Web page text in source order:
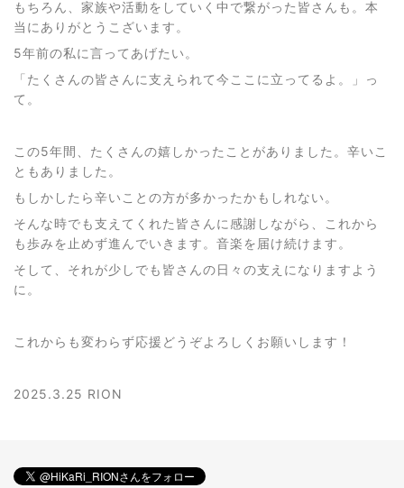
もちろん、家族や活動をしていく中で繋がった皆さんも。本
当にありがとうこざいます。
5年前の私に言ってあげたい。
「たくさんの皆さんに支えられて今ここに立ってるよ。」っ
て。
この5年間、たくさんの嬉しかったことがありました。辛いこ
ともありました。
もしかしたら辛いことの方が多かったかもしれない。
そんな時でも支えてくれた皆さんに感謝しながら、これから
も歩みを止めず進んでいきます。音楽を届け続けます。
そして、それが少しでも皆さんの日々の支えになりますよう
に。
これからも変わらず応援どうぞよろしくお願いします！
2025.3.25 RION